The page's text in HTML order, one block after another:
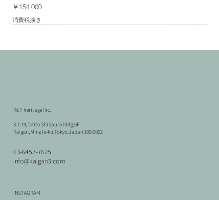
価格
￥154,000
消費税抜き
Paolo Rizzatto / Wall Lamp 265 White
metos Kamin Stove
Corner Cabinet
Paolo Rizzatto / Wall Lamp 265 Blue
Denmark Shelf
Hans J.Wegner / RY Series Stacking Shelf
Ib Kofod Larsen / Sideboard
Hans J.Wegner / RY Mobler RY-5,RY-15 Bookcase shelf
Borge Mogensen / Model.162 Dining Table
Jean Prouve / EM Table
Hans J.Wegner / GETAMA Single Bed set
Potence lamp
K&T heritage Inc.
3-7-19,Daito Shibaura bldg,6F
Kaigan,Minato-ku,Tokyo,Japan 108-0022
03-6453-7625
info@kaigan3.com
INSTAGRAM